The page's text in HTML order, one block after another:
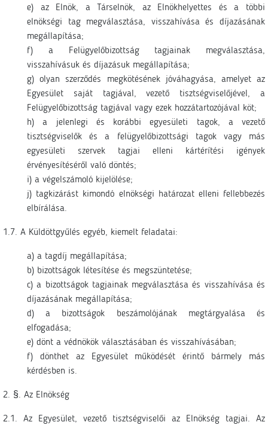
e) az Elnök, a Társelnök, az Elnökhelyettes és a többi
elnökségi tag megválasztása, visszahívása és díjazásának
megállapítása;
f) a Felügyelőbizottság tagjainak megválasztása,
visszahívásuk és díjazásuk megállapítása;
g) olyan szerződés megkötésének jóváhagyása, amelyet az
Egyesület saját tagjával, vezető tisztségviselőjével, a
Felügyelőbizottság tagjával vagy ezek hozzátartozójával köt;
h) a jelenlegi és korábbi egyesületi tagok, a vezető
tisztségviselők és a felügyelőbizottsági tagok vagy más
egyesületi szervek tagjai elleni kártérítési igények
érvényesítéséről való döntés;
i) a végelszámoló kijelölése;
j) tagkizárást kimondó elnökségi határozat elleni fellebbezés
elbírálása.
1.7. A Küldöttgyűlés egyéb, kiemelt feladatai:
a) a tagdíj megállapítása;
b) bizottságok létesítése és megszüntetése;
c) a bizottságok tagjainak megválasztása és visszahívása és
díjazásának megállapítása;
d) a bizottságok beszámolójának megtárgyalása és
elfogadása;
e) dönt a védnökök választásában és visszahívásában;
f) dönthet az Egyesület működését érintő bármely más
kérdésben is.
2. §. Az Elnökség
2.1. Az Egyesület, vezető tisztségviselői az Elnökség tagjai. Az